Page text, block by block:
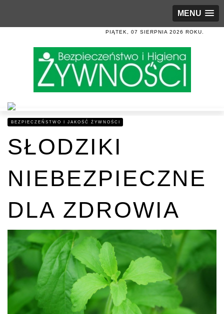
MENU
PIĄTEK, 07 SIERPNIA 2026 ROKU.
BEZPIECZEŃSTWO I JAKOŚĆ ŻYWNOŚCI
SŁODZIKI
NIEBEZPIECZNE
DLA ZDROWIA